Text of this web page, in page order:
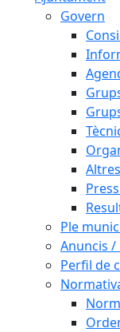
Govern
Ple
Anuncis /
Perfil de